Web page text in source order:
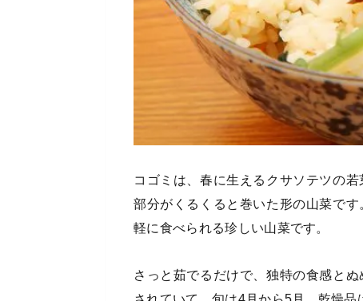
コゴミは、春に生えるクサソテツの
部分がくるくると巻いた形の山菜で
軽に食べられる珍しい山菜です。
さっと茹でるだけで、独特の食感と